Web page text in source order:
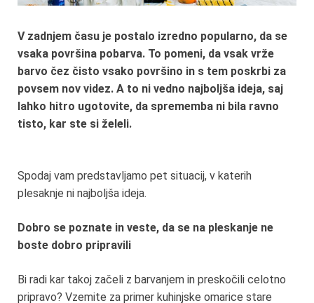
V zadnjem času je postalo izredno popularno, da se
vsaka površina pobarva. To pomeni, da vsak vrže
barvo čez čisto vsako površino in s tem poskrbi za
povsem nov videz. A to ni vedno najboljša ideja, saj
lahko hitro ugotovite, da sprememba ni bila ravno
tisto, kar ste si želeli.
Spodaj vam predstavljamo pet situacij, v katerih
plesaknje ni najboljša ideja.
Dobro se poznate in veste, da se na pleskanje ne
boste dobro pripravili
Bi radi kar takoj začeli z barvanjem in preskočili celotno
pripravo? Vzemite za primer kuhinjske omarice stare